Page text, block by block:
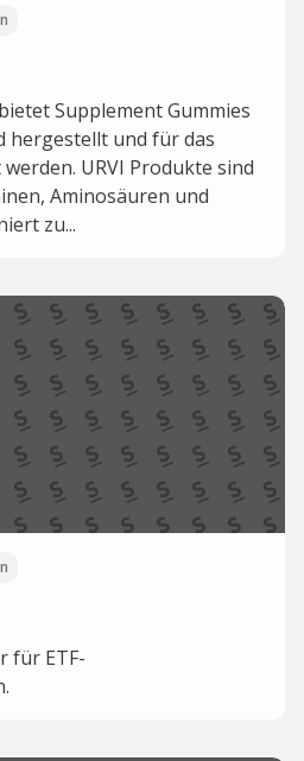
Supplement Gummies
hergestellt und für das
URVI Produkte sind
Aminosäuren und
zu...
für ETF-